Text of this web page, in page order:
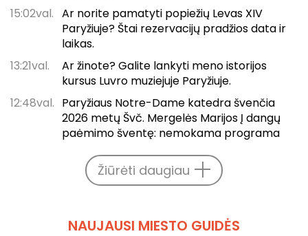
15:02val. Ar norite pamatyti popiežių Levas XIV
Paryžiuje? Štai rezervacijų pradžios data ir
laikas.
13:21val.
Ar žinote? Galite lankyti meno istorijos
kursus Luvro muziejuje Paryžiuje.
12:48val. Paryžiaus Notre-Dame katedra švenčia
2026 metų Švč. Mergelės Marijos Į dangų
paėmimo šventę: nemokama programa
Žiūrėti daugiau
NAUJAUSI MIESTO GUIDĖS